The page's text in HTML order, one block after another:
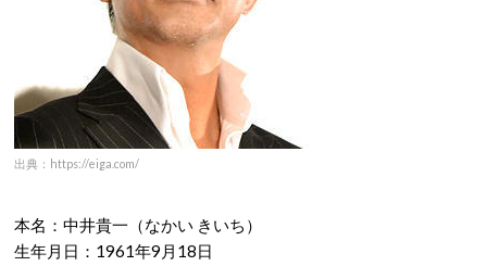
出典：https://eiga.com/
本名：中井貴一（なかい きいち）
生年月日：1961年9月18日